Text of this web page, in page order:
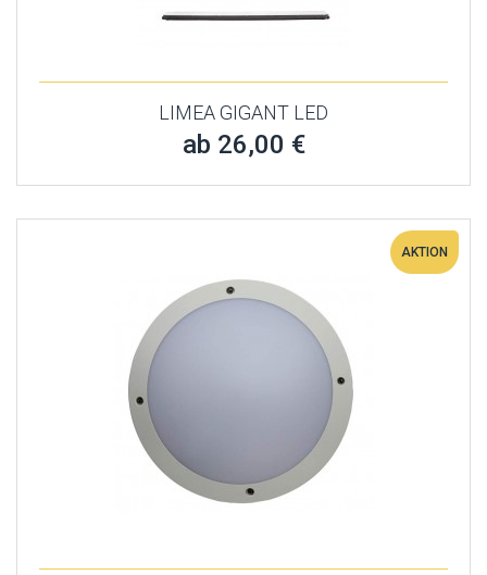
LIMEA GIGANT LED
ab 26,00 €
AKTION